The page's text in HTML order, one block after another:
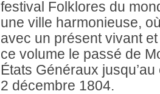
festival Folklores du
une ville harmonieuse,
avec un présent vivant
ce volume le passé de
États Généraux
2 décembre 1804.